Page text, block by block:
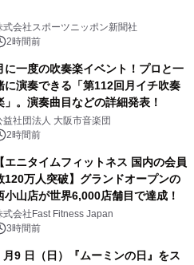
式会社スポーツニッポン新聞社
2時間前
に一度の吹奏楽イベント！プロと一
に演奏できる「第112回月イチ吹奏
」。演奏曲目などの詳細発表！
益社団法人 大阪市音楽団
2時間前
【エニタイムフィットネス 国内の会員
120万人突破】グランドオープンの
小山店が世界6,000店舗目で達成！
式会社Fast Fitness Japan
3時間前
月9 日（日）『ムーミンの日』をス